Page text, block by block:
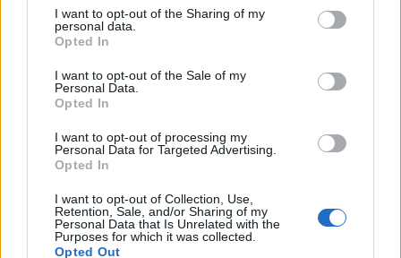
I want to opt-out of the Sharing of my
personal data.
Opted In
I want to opt-out of the Sale of my
Personal Data.
Opted In
I want to opt-out of processing my
Personal Data for Targeted Advertising.
Opted In
I want to opt-out of Collection, Use,
Retention, Sale, and/or Sharing of my
Personal Data that Is Unrelated with the
Purposes for which it was collected.
Opted Out
D-i félgömb: É-i szélből Északnyugati, majd Nyugati lesz.
D-i szélből Délkeleti, majd Keleti lesz
Általános légkörzés:
sarkvidéki levegő a felszín felett áramlana egyenesen az
Egyenlítő felé, helyére a magasban egyenlítői meleg levegő
érkezne a sarkvidékekre és akkor aztán bajban lennénk az
alakítja át a Föld forgása, létrehozva az általános légkörzést.
Futóáramlások: Ezek a magasban alakulnak ki, a legmelegeb
Sarkkörök
Irányuk nyugatias, sebességük 3-500 km/óra.
Sarki szelek: A sarkvidékek felett összegyűlt hideg levegő m